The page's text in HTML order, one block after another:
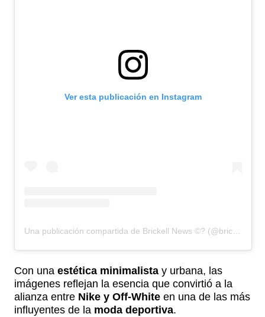
Ver esta publicación en Instagram
Una publicación compartida de Brickell News ©? (@brickell.news)
Con una estética minimalista y urbana, las
imágenes reflejan la esencia que convirtió a la
alianza entre Nike y Off-White en una de las más
influyentes de la moda deportiva.